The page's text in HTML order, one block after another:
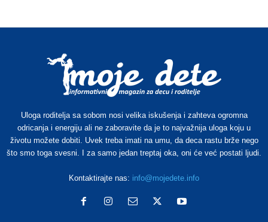
Uloga roditelja sa sobom nosi velika iskušenja i zahteva ogromna
odricanja i energiju ali ne zaboravite da je to najvažnija uloga koju u
životu možete dobiti. Uvek treba imati na umu, da deca rastu brže nego
što smo toga svesni. I za samo jedan treptaj oka, oni će već postati ljudi.
Kontaktirajte nas: info@mojedete.info